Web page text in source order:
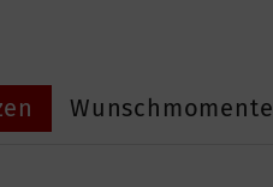
Wunschmomente